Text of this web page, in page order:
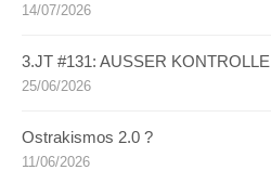
14/07/2026
3.JT #131: AUSSER KONTROLLE
25/06/2026
Ostrakismos 2.0 ?
11/06/2026